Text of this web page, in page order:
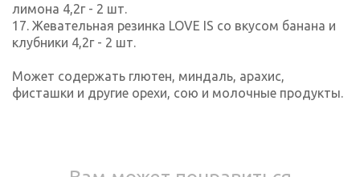
лимона 4,2г - 2 шт.
17. Жевательная резинка LOVE IS со вкусом банана и
клубники 4,2г - 2 шт.
Может содержать глютен, миндаль, арахис,
фисташки и другие орехи, сою и молочные продукты.